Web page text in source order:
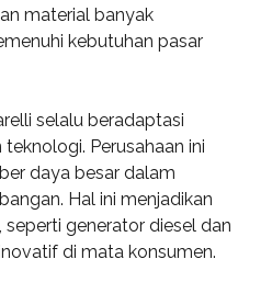
material banyak
kebutuhan pasar
selalu beradaptasi
Perusahaan ini
daya besar dalam
Hal ini menjadikan
generator diesel dan
di mata konsumen.